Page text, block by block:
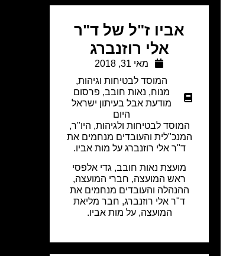
אביו ז"ל של ד"ר
אלי רוזנברג
מאי 31, 2018
המוסד לבטיחות וגיהות,
מנוח, נאות חובב, פרסום
מודעת אבל בעיתון ישראל
היום
המוסד לבטיחות ולגיהות, היו"ר,
המנכ"לית והעובדים מנחמים את
ד"ר אלי רוזנברג על מות אביו.
מועצת נאות חובב, גדי אלפסי
ראש המועצה, חברי המועצה,
ההנהלה והעובדים מנחמים את
ד"ר אלי רוזנברג, חבר מליאת
המועצה, על מות אביו.